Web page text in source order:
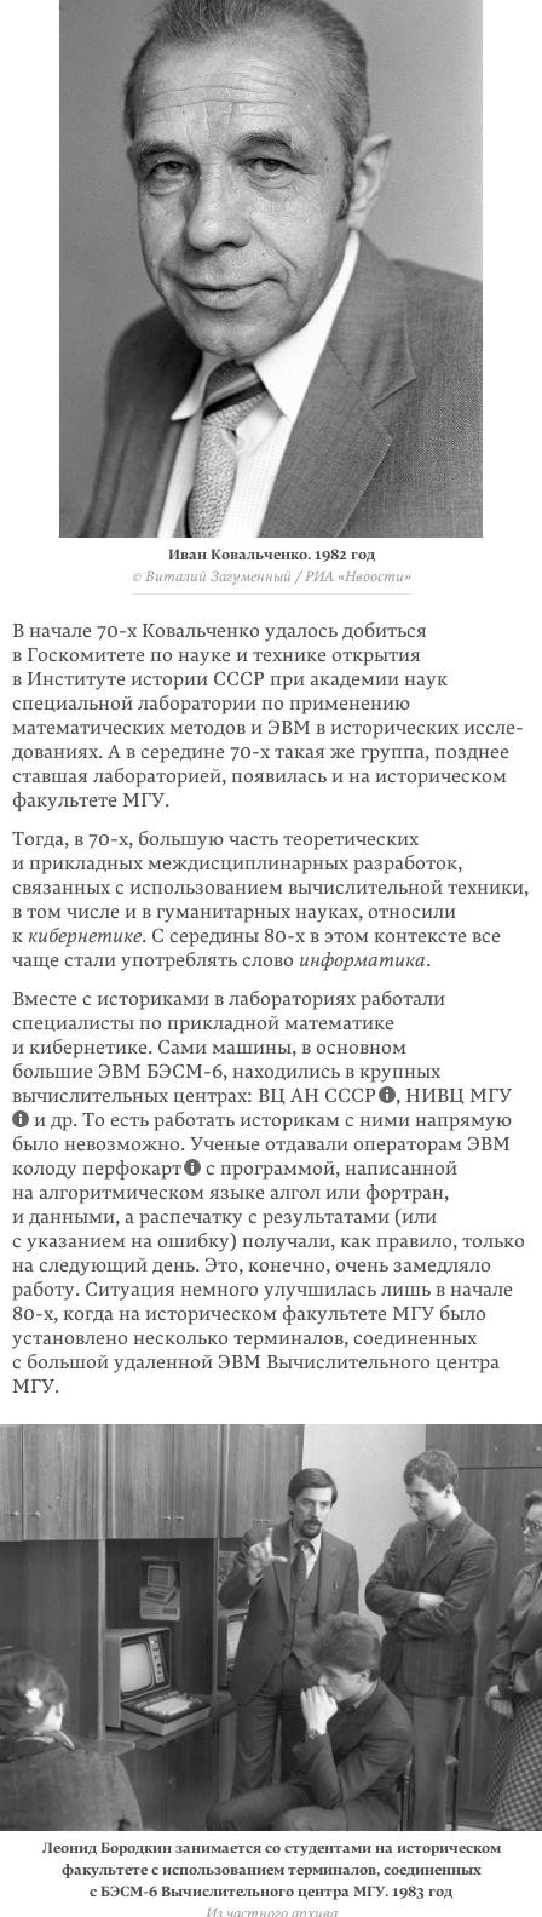
Иван Ковальченко. 1982 год
© Виталий Загуменный / РИА «Нвоости»
В начале 70-х Ковальченко удалось добиться
в Госкомитете по науке и технике открытия
в Институте истории СССР при академии наук
специальной лабора­тории по применению
математических методов и ЭВМ в исторических иссле­
дова­ниях. А в середине 70-х такая же группа, позднее
ставшая лабораторией, появилась и на историческом
факультете МГУ.
Тогда, в 70-х, большую часть теоретических
и прикладных междисциплинар­ных разработок,
связанных с использованием вычислительной техники,
в том числе и в гуманитарных науках, относили
к кибернетике. С середины 80-х в этом контексте все
чаще стали употреблять слово информатика.
Вместе с историками в лабораториях работали
специалисты по прикладной математике
и кибернетике. Сами машины, в основном
большие ЭВМ БЭСМ-6, находились в крупных
вычислительных центрах: ВЦ АН СССР
, НИВЦ МГУ
и др. То есть работать историкам с ними напрямую
было невозможно. Ученые отдавали операторам ЭВМ
колоду перфокарт
с программой, написанной
на алгоритмическом языке алгол или фортран,
и данными, а распечатку с результатами (или
с указанием на ошибку) получали, как правило, только
на следующий день. Это, конечно, очень замедляло
работу. Ситуация немного улучшилась лишь в начале
80-х, когда на историческом факультете МГУ было
установлено несколько терминалов, соединенных
с большой удаленной ЭВМ Вычислительного центра
МГУ.
Леонид Бородкин занимается со студентами на историческом
факультете с использованием терминалов, соединенных
с БЭСМ-6 Вычислительного центра МГУ. 1983 год
Из частного архива